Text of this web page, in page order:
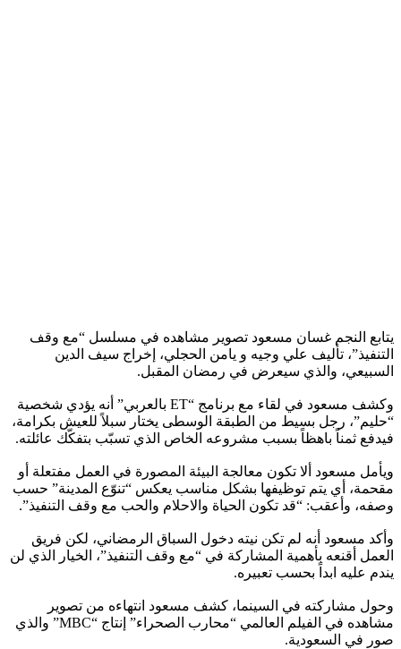
يتابع النجم غسان مسعود تصوير مشاهده في مسلسل “مع وقف
التنفيذ”، تأليف علي وجيه و يامن الحجلي، إخراج سيف الدين
السبيعي، والذي سيعرض في رمضان المقبل.
وكشف مسعود في لقاء مع برنامج “ET بالعربي” أنه يؤدي شخصية
“حليم”، رجل بسيط من الطبقة الوسطى يختار سبلاً للعيش بكرامة،
فيدفع ثمناً باهظاً بسبب مشروعه الخاص الذي تسبّب بتفكّك عائلته.
ويأمل مسعود ألا تكون معالجة البيئة المصورة في العمل مفتعلة أو
مقحمة، أي يتم توظيفها بشكل مناسب يعكس “تنوّع المدينة” حسب
وصفه، وأعقب: “قد تكون الحياة والاحلام والحب مع وقف التنفيذ”.
وأكد مسعود أنه لم تكن نيته دخول السباق الرمضاني، لكن فريق
العمل أقنعه بأهمية المشاركة في “مع وقف التنفيذ”، الخيار الذي لن
يندم عليه ابداً بحسب تعبيره.
وحول مشاركته في السينما، كشف مسعود انتهاءه من تصوير
مشاهده في الفيلم العالمي “محارب الصحراء” إنتاج “MBC” والذي
صور في السعودية.